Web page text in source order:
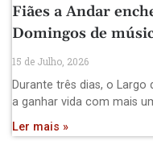
Fiães a Andar
Domingos de
15 de Julho, 2026
Durante três dias, o Largo
a ganhar vida com mais
Ler mais »